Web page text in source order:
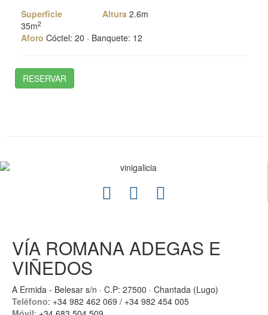
Superficie
35m2
Altura 2.6m
Aforo Cóctel: 20 · Banquete: 12
RESERVAR
VÍA ROMANA ADEGAS E
VIÑEDOS
A Ermida - Belesar s/n · C.P: 27500 · Chantada (Lugo)
Teléfono: +34 982 462 069 / +34 982 454 005